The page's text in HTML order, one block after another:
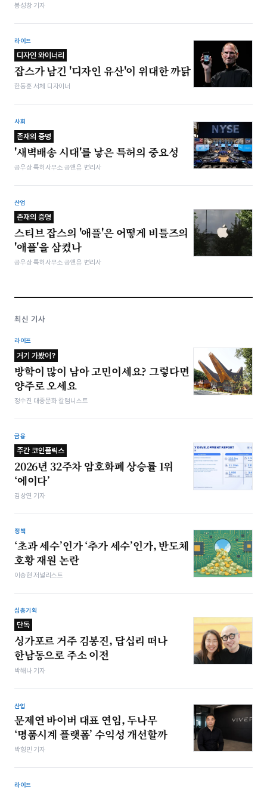
봉성창 기자
라이프
디자인 와이너리
잡스가 남긴 '디자인 유산'이 위대한 까닭
한동훈 서체 디자이너
사회
존재의 증명
'새벽배송 시대'를 낳은 특허의 중요성
공우상 특허사무소 공앤유 변리사
산업
존재의 증명
스티브 잡스의 '애플'은 어떻게 비틀즈의
'애플'을 삼켰나
공우상 특허사무소 공앤유 변리사
최신 기사
라이프
거기 가봤어?
방학이 많이 남아 고민이세요? 그렇다면
양주로 오세요
정수진 대중문화 칼럼니스트
금융
주간 코인플릭스
2026년 32주차 암호화폐 상승률 1위
‘에이다’
김상연 기자
정책
‘초과 세수’인가 ‘추가 세수’인가, 반도체
호황 재원 논란
이승현 저널리스트
심층기획
단독
싱가포르 거주 김봉진, 답십리 떠나
한남동으로 주소 이전
박해나 기자
산업
문제연 바이버 대표 연임, 두나무
‘명품시계 플랫폼’ 수익성 개선할까
박형민 기자
라이프